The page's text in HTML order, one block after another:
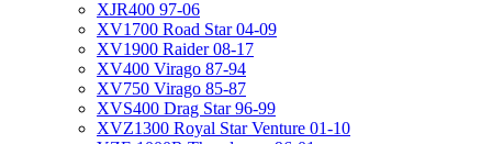
XJR400 97-06
XV1700 Road Star 04-09
XV1900 Raider 08-17
XV400 Virago 87-94
XV750 Virago 85-87
XVS400 Drag Star 96-99
XVZ1300 Royal Star Venture 01-10